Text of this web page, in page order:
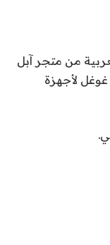
من متجر آبل
لأجهزة